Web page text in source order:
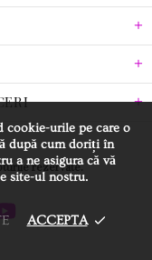
rezervate.
cookie-urile pe care o
după cum doriți în
a ne asigura că vă
site-ul nostru.
ACCEPTA